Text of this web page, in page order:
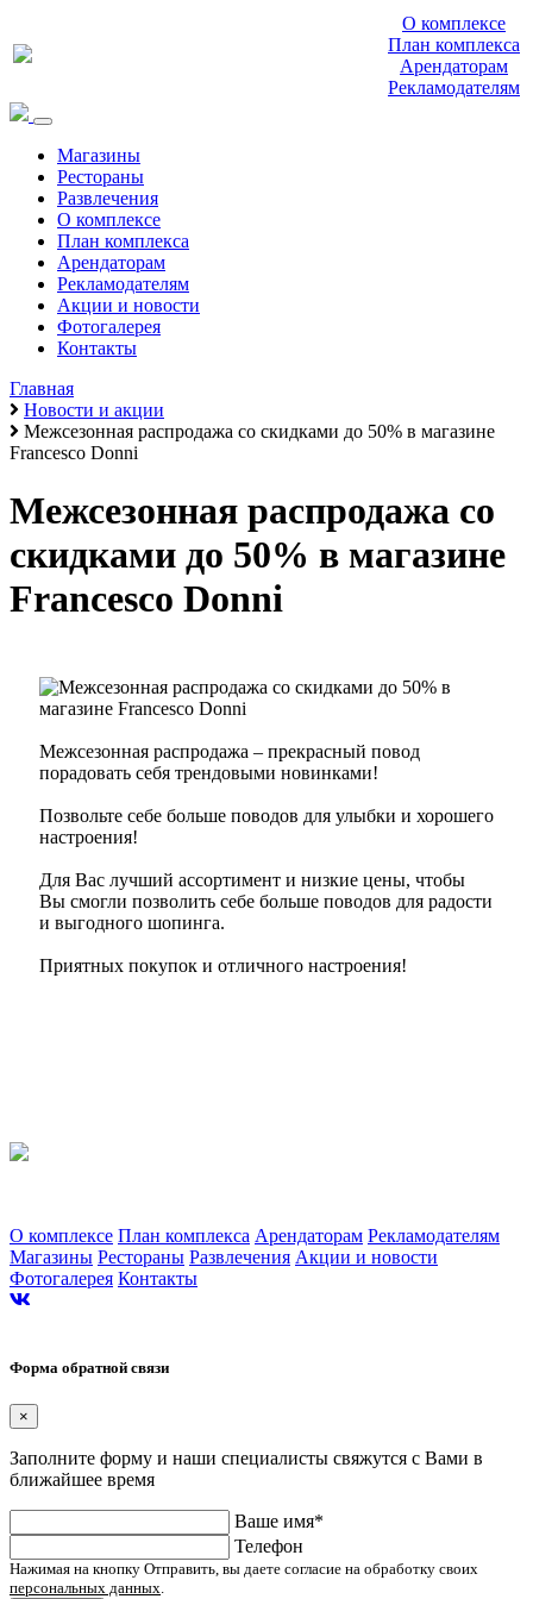
О комплексе
План комплекса
Арендаторам
Рекламодателям
Магазины
Рестораны
Развлечения
О комплексе
План комплекса
Арендаторам
Рекламодателям
Акции и новости
Фотогалерея
Контакты
Главная
Новости и акции
Межсезонная распродажа со скидками до 50% в магазине
Francesco Donni
Межсезонная распродажа со
скидками до 50% в магазине
Francesco Donni
Межсезонная распродажа – прекрасный повод
порадовать себя трендовыми новинками!
Позвольте себе больше поводов для улыбки и хорошего
настроения!
Для Вас лучший ассортимент и низкие цены, чтобы
Вы смогли позволить себе больше поводов для радости
и выгодного шопинга.
Приятных покупок и отличного настроения!
О комплексе План комплекса Арендаторам Рекламодателям
Магазины Рестораны Развлечения Акции и новости
Фотогалерея Контакты
Форма обратной связи
×
Заполните форму и наши специалисты свяжутся с Вами в
ближайшее время
Ваше имя*
Телефон
Нажимая на кнопку Отправить, вы даете согласие на обработку своих
персональных данных.